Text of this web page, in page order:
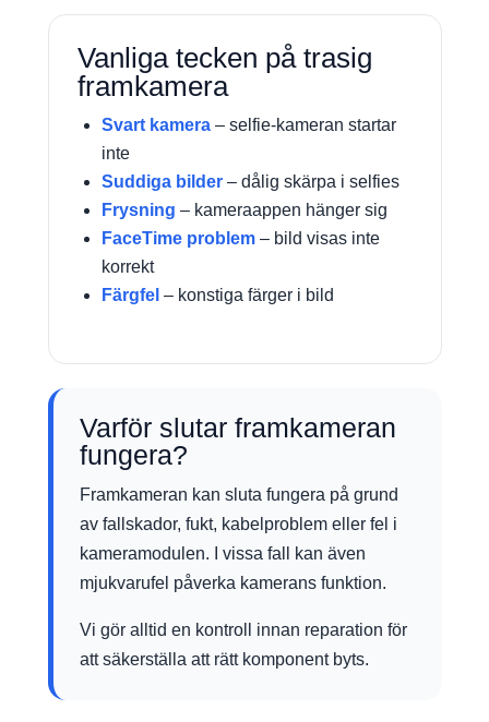
Vanliga tecken på trasig
framkamera
Svart kamera – selfie-kameran startar
inte
Suddiga bilder – dålig skärpa i selfies
Frysning – kameraappen hänger sig
FaceTime problem – bild visas inte
korrekt
Färgfel – konstiga färger i bild
Varför slutar framkameran
fungera?
Framkameran kan sluta fungera på grund
av fallskador, fukt, kabelproblem eller fel i
kameramodulen. I vissa fall kan även
mjukvarufel påverka kamerans funktion.
Vi gör alltid en kontroll innan reparation för
att säkerställa att rätt komponent byts.